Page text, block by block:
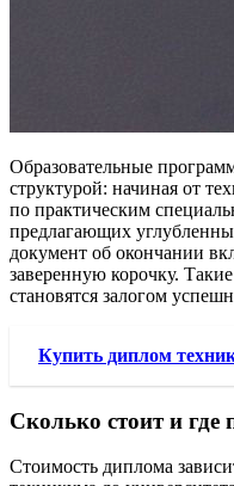
Образовательные
структурой: начиная от
по практическим
предлагающих
документ об окончании
заверенную корочку.
становятся залогом
Купить диплом
Сколько стоит и где
Стоимость диплома